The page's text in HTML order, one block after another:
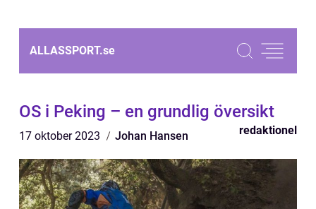
ALLASSPORT.se
OS i Peking – en grundlig översikt
17 oktober 2023 Johan Hansen redaktionel